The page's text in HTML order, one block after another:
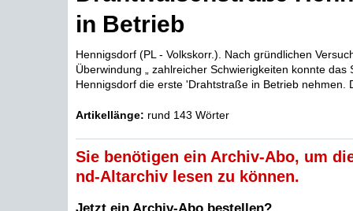
in Betrieb
Hennigsdorf (PL - Volkskorr.). Nach gründlichen
Überwindung „ zahlreicher Schwierigkeiten konnte das
Hennigsdorf die erste 'Drahtstraße in Betrieb nehmen.
Artikellänge: rund 143 Wörter
Sie benötigen ein Archiv-Abo, um
nd-Altarchiv lesen zu können.